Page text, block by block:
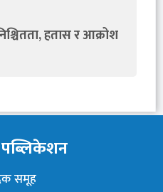
हतास र आक्रोश
समूह